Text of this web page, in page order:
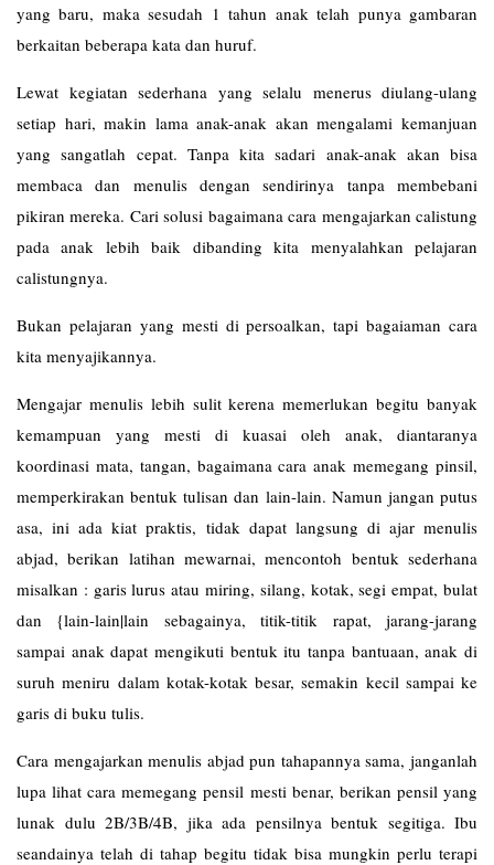
yang baru, maka sesudah 1 tahun anak telah punya gambaran
berkaitan beberapa kata dan huruf.
Lewat kegiatan sederhana yang selalu menerus diulang-ulang
setiap hari, makin lama anak-anak akan mengalami kemanjuan
yang sangatlah cepat. Tanpa kita sadari anak-anak akan bisa
membaca dan menulis dengan sendirinya tanpa membebani
pikiran mereka. Cari solusi bagaimana cara mengajarkan calistung
pada anak lebih baik dibanding kita menyalahkan pelajaran
calistungnya.
Bukan pelajaran yang mesti di persoalkan, tapi bagaiaman cara
kita menyajikannya.
Mengajar menulis lebih sulit kerena memerlukan begitu banyak
kemampuan yang mesti di kuasai oleh anak, diantaranya
koordinasi mata, tangan, bagaimana cara anak memegang pinsil,
memperkirakan bentuk tulisan dan lain-lain. Namun jangan putus
asa, ini ada kiat praktis, tidak dapat langsung di ajar menulis
abjad, berikan latihan mewarnai, mencontoh bentuk sederhana
misalkan : garis lurus atau miring, silang, kotak, segi empat, bulat
dan {lain-lain|lain sebagainya, titik-titik rapat, jarang-jarang
sampai anak dapat mengikuti bentuk itu tanpa bantuaan, anak di
suruh meniru dalam kotak-kotak besar, semakin kecil sampai ke
garis di buku tulis.
Cara mengajarkan menulis abjad pun tahapannya sama, janganlah
lupa lihat cara memegang pensil mesti benar, berikan pensil yang
lunak dulu 2B/3B/4B, jika ada pensilnya bentuk segitiga. Ibu
seandainya telah di tahap begitu tidak bisa mungkin perlu terapi